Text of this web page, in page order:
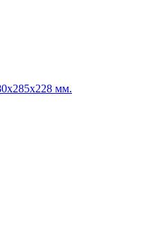
мм.